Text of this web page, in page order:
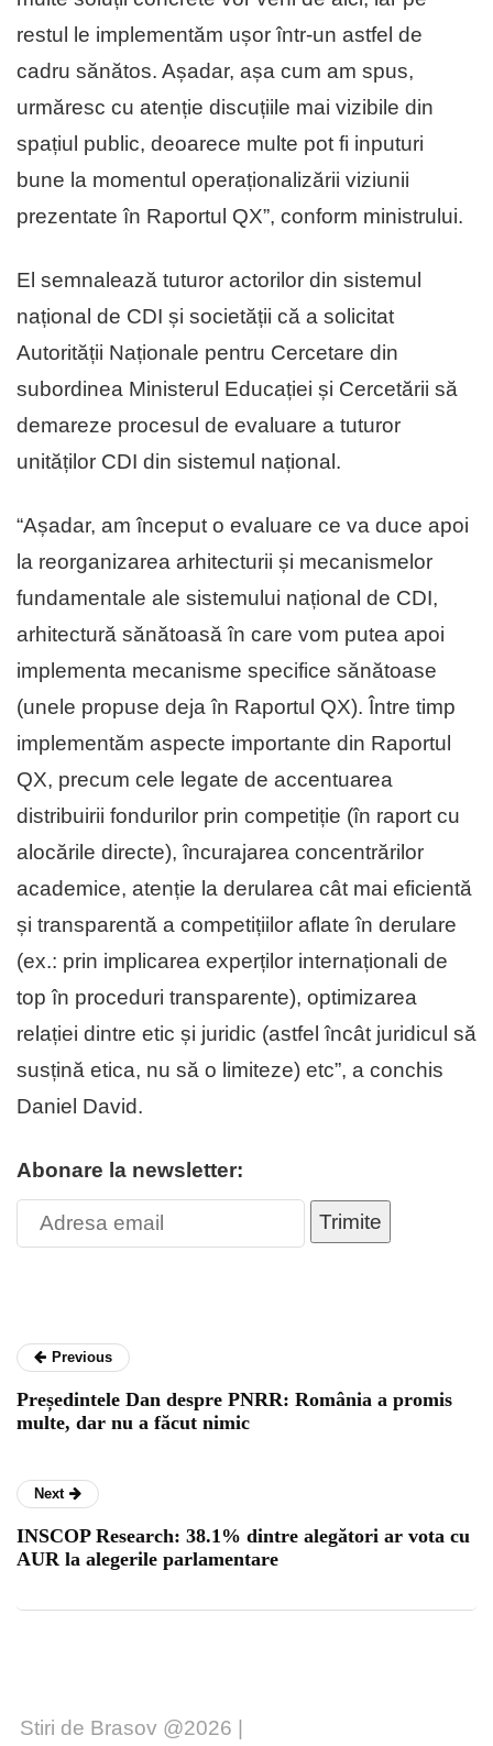
restul le implementăm ușor într-un astfel de
cadru sănătos. Așadar, așa cum am spus,
urmăresc cu atenție discuțiile mai vizibile din
spațiul public, deoarece multe pot fi inputuri
bune la momentul operaționalizării viziunii
prezentate în Raportul QX”, conform ministrului.
El semnalează tuturor actorilor din sistemul
național de CDI și societății că a solicitat
Autorității Naționale pentru Cercetare din
subordinea Ministerul Educației și Cercetării să
demareze procesul de evaluare a tuturor
unităților CDI din sistemul național.
“Așadar, am început o evaluare ce va duce apoi
la reorganizarea arhitecturii și mecanismelor
fundamentale ale sistemului național de CDI,
arhitectură sănătoasă în care vom putea apoi
implementa mecanisme specifice sănătoase
(unele propuse deja în Raportul QX). Între timp
implementăm aspecte importante din Raportul
QX, precum cele legate de accentuarea
distribuirii fondurilor prin competiție (în raport cu
alocările directe), încurajarea concentrărilor
academice, atenție la derularea cât mai eficientă
și transparentă a competițiilor aflate în derulare
(ex.: prin implicarea experților internaționali de
top în proceduri transparente), optimizarea
relației dintre etic și juridic (astfel încât juridicul să
susțină etica, nu să o limiteze) etc”, a conchis
Daniel David.
Abonare la newsletter:
Trimite
Previous
Președintele Dan despre PNRR: România a promis
multe, dar nu a făcut nimic
Next
INSCOP Research: 38.1% dintre alegători ar vota cu
AUR la alegerile parlamentare
Stiri de Brasov @2026 |